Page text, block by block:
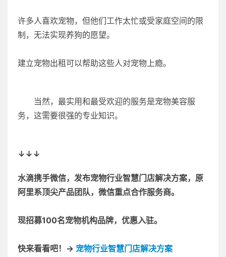
许多人喜欢宠物，但他们工作太忙或受家庭空间的限
制，无法实现养狗的愿望。
建立宠物出租可以帮助这些人对宠物上瘾。
当然，最实用和最受欢迎的服务是宠物美容服
务，这需要很强的专业知识。
↓↓↓
水滴携手微信，发布宠物行业智慧门店解决方案，原
阿里系顶尖产品团队，微信重点合作服务商。
现招募100名宠物机构品牌，优惠入驻。
快来看看吧！→ 宠物行业智慧门店解决方案